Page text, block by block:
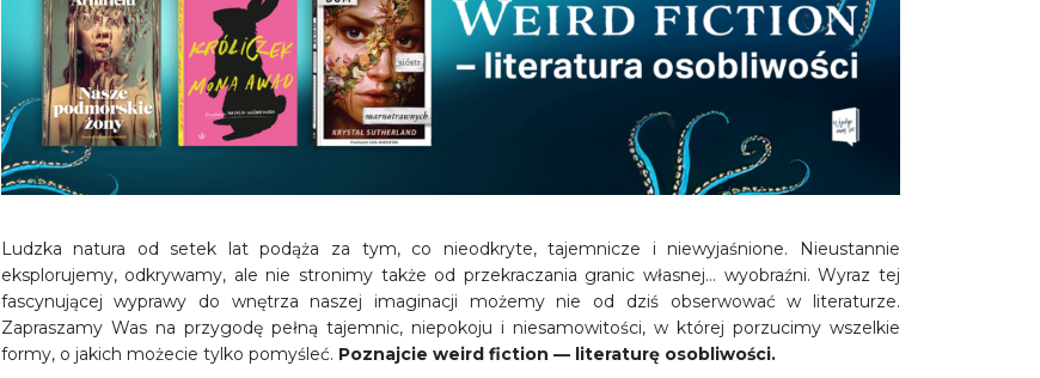
Ludzka natura od setek lat podąża za tym, co nieodkryte, tajemnicze i niewyjaśnione. Nieustannie
eksplorujemy, odkrywamy, ale nie stronimy także od przekraczania granic własnej… wyobraźni. Wyraz tej
fascynującej wyprawy do wnętrza naszej imaginacji możemy nie od dziś obserwować w literaturze.
Zapraszamy Was na przygodę pełną tajemnic, niepokoju i niesamowitości, w której porzucimy wszelkie
formy, o jakich możecie tylko pomyśleć. Poznajcie weird fiction — literaturę osobliwości.